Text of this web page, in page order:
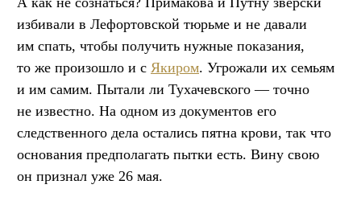
избивали в Лефортовской тюрьме и не давали
им спать, чтобы получить нужные показания,
то же произошло и с Якиром. Угрожали их семьям
и им самим. Пытали ли Тухачевского — точно
не известно. На одном из документов его
следственного дела остались пятна крови, так что
основания предполагать пытки есть. Вину свою
он признал уже 26 мая.